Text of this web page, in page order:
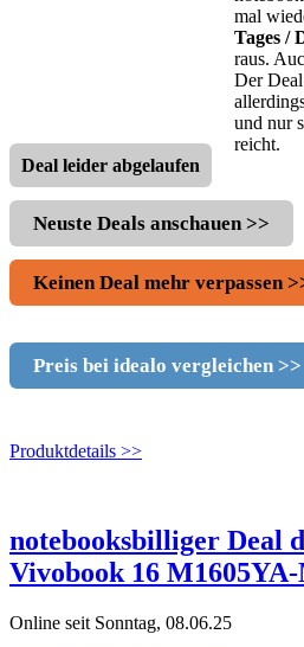
mal
Tages /
raus.
Der Deal
und nur
reicht.
Deal leider abgelaufen
Neuste Deals anschauen >>
Keinen Deal mehr verpassen
Preis bei idealo vergleichen >>
Produktdetails >>
notebooksbilliger Deal
Vivobook 16
Online seit Sonntag, 08.06.25